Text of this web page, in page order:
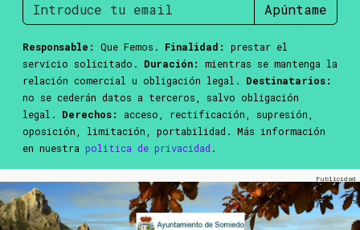
Apúntame
Responsable: Que Femos. Finalidad:
prestar el
servicio solicitado. Duración:
mientras se mantenga la
relación comercial u obligación legal. Destinatarios:
no se cederán datos a terceros, salvo obligación
legal. Derechos:
acceso, rectificación, supresión,
oposición, limitación, portabilidad. Más información
en nuestra política de privacidad .